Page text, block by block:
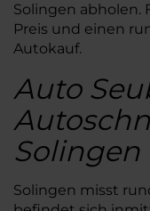
Solingen abholen.
Preis und einen
Autokauf.
Auto
Solingen
Solingen misst